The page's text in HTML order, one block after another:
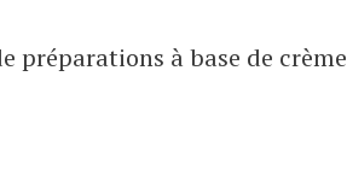
préparations à base de crème